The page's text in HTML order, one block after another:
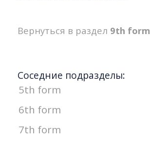
Вернуться в раздел 9th form
Соседние подразделы:
5th form
6th form
7th form